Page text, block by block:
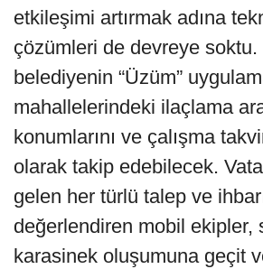
etkileşimi artırmak adına
çözümleri de devreye soktu.
belediyenin “Üzüm”
mahallelerindeki ilaçlama
konumlarını ve çalışma
olarak takip edebilecek.
gelen her türlü talep ve
değerlendiren mobil ekipler,
karasinek oluşumuna geçit